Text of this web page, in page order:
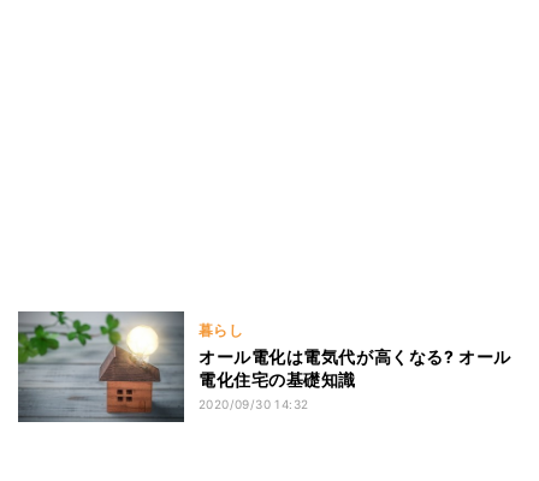
暮らし
オール電化は電気代が高くなる? オール
電化住宅の基礎知識
2020/09/30 14:32